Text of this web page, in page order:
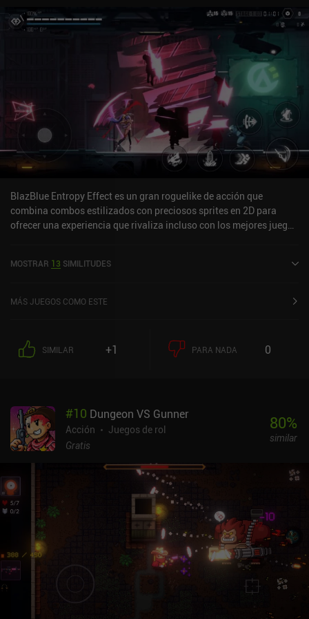
BlazBlue Entropy Effect es un gran roguelike de acción que
combina combos estilizados con preciosos sprites en 2D para
ofrecer una experiencia que rivaliza incluso con los mejores juegos
desbloqueamos de forma gratuita y permanente. Cada personaje
habilidades que se mejoran a lo largo de cada carrera.
recorrer con fluidez los mapas en 2D y acabar con todo lo que se
cruza en nuestro camino. Pero donde el juego realmente empieza a
una serie de encuentros de combate que nos llevan hasta un jefe.
Estos encuentros mejoran gradualmente a nuestro personaje con
nuevos movimientos o mejoras generales que añaden
aburridos, el combate y las peleas contra los jefes lo compensan.
Pero quizá lo mejor de todo es que el juego también cuenta con
multijugador cooperativo local. BlazBlue Entropy Effect se
monetiza mediante iAPs para desbloquear personajes adicionales
usando "Analizadores", el primero de los cuales cuesta 0,99 $, tras
lo cual el precio aumenta a 1,99 $ o un pack de seis por 9,95 $.
Aunque la mayoría de los personajes cuestan un Analizador, un
par cuestan dos. Creo que el precio es justo, ya que desbloquear a
todos los personajes cuesta más o menos lo mismo que la versión
MOSTRAR 13 SIMILITUDES
MÁS JUEGOS COMO ESTE
SIMILAR +1 PARA NADA 0
#10 Dungeon VS Gunner
Acción
Juegos de rol
Gratis
80%
similar